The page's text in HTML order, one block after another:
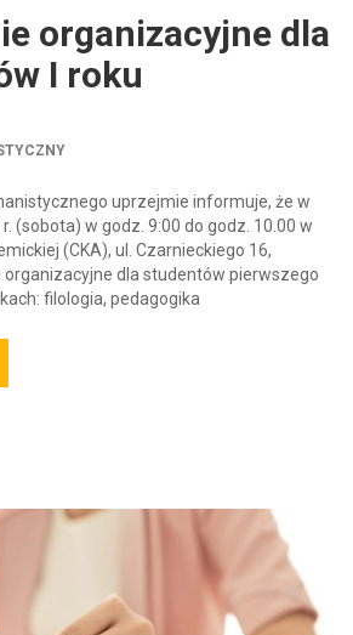
organizacyjne dla
I roku
uprzejmie informuje, że w
(sobota) w godz. 9:00 do godz. 10.00 w
(CKA), ul. Czarnieckiego 16,
organizacyjne dla studentów pierwszego
filologia, pedagogika